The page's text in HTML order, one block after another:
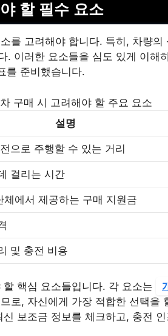
할 필수 요소
를 고려해야 합니다. 특히, 차량의
. 이러한 요소들을 심도 있게 이해
를 준비했습니다.
구매 시 고려해야 할 주요 요소
설명
으로 주행할 수 있는 거리
걸리는 시간
체에서 제공하는 구매 지원금
및 충전 비용
핵심 요소들입니다. 각 요소는
로, 자신에게 가장 적합한 선택을
보조금 정보를 체크하고, 충전